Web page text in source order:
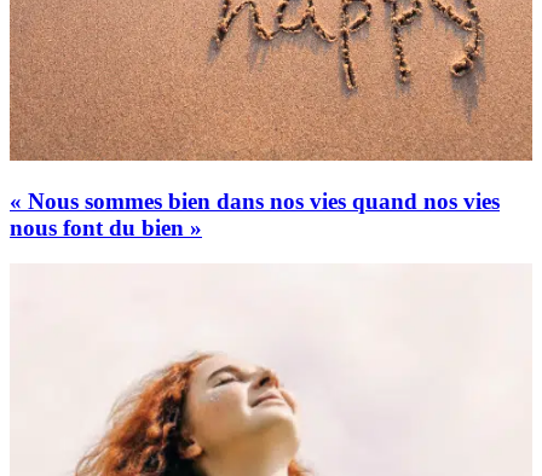
« Nous sommes bien dans nos vies quand nos vies
nous font du bien »